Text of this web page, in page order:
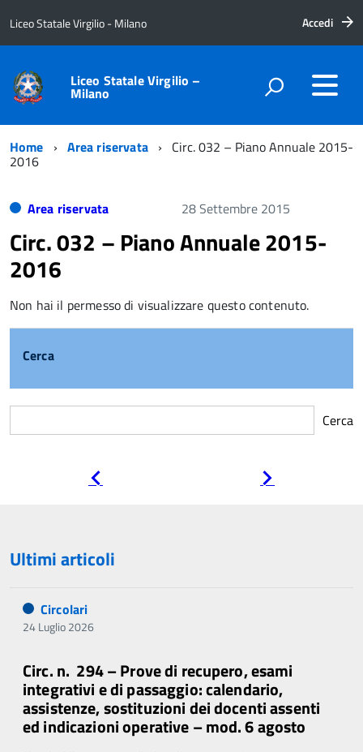
Liceo Statale Virgilio - Milano Accedi
Liceo Statale Virgilio –
Milano
Home Area riservata Circ. 032 – Piano Annuale 2015-
2016
Area riservata 28 Settembre 2015
Circ. 032 – Piano Annuale 2015-
2016
Non hai il permesso di visualizzare questo contenuto.
Cerca
Cerca
Ultimi articoli
Circolari
24 Luglio 2026
Circ. n. 294 – Prove di recupero, esami
integrativi e di passaggio: calendario,
assistenze, sostituzioni dei docenti assenti
ed indicazioni operative – mod. 6 agosto